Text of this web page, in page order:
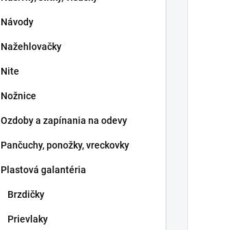
Návody
Nažehlovačky
Nite
Nožnice
Ozdoby a zapínania na odevy
Pančuchy, ponožky, vreckovky
Plastová galantéria
Brzdičky
Prievlaky